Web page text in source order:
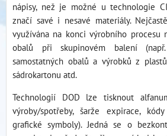
nápisy, než je možné u technologie
značí savé i nesavé materiály.
využívána na konci výrobního procesu
obalů při skupinovém balení
samostatných obalů a výrobků z
sádrokartonu atd.
Technologií DOD lze tisknout
výroby/spotřeby, šarže expirace,
grafické symboly). Jedná se o